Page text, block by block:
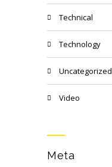
Technical
Technology
Uncategorized
Video
Meta